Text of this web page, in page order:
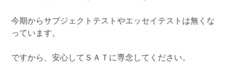
今期からサブジェクトテストやエッセイテストは無くな
っています。
ですから、安心してＳＡＴに専念してください。